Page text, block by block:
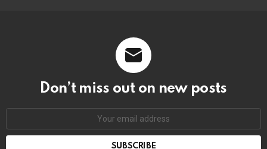
Don’t miss out on new posts